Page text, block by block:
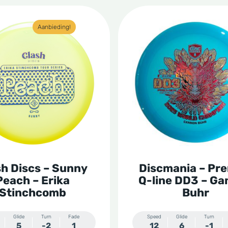
Aanbieding!
Discs – Sunny
– Erika
Glide
5
Turn
-2
Fade
1
Discmania –
Q-line DD3 –
Buhr
Speed
12
Glide
6
Turn
-1
product
heeft
meerdere
variaties.
Deze
optie
worden
productpagina